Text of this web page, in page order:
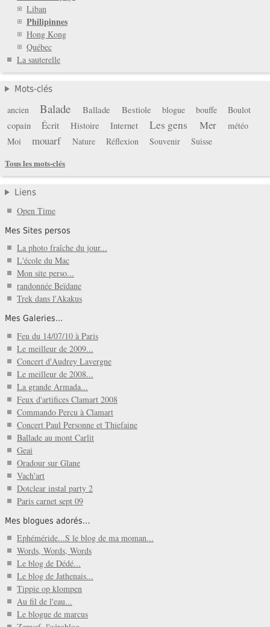
Liban
Philipinnes
Hong Kong
Québec
La sauterelle
Mots-clés
ancien Balade Ballade Bestiole blogue bouffe Boulot
copain Écrit Histoire Internet Les gens Mer
météo
Moi
mouarf Nature Réflexion Souvenir
Suisse
Tous les mots-clés
Liens
Open Time
Mes Sites persos
La photo fraîche du jour...
L'école du Mac
Mon site perso...
randonnée Beïdane
Trek dans l'Akakus
Mes Galeries...
Feu du 14/07/10 à Paris
Le meilleur de 2009...
Concert d'Audrey Lavergne
Le meilleur de 2008...
La grande Armada...
Feux d'artifices Clamart 2008
Commando Percu à Clamart
Concert Paul Personne et Thiefaine
Ballade au mont Carlit
Geai
Oradour sur Glane
Vach'art
Dotclear instal party 2
Paris carnet sept 09
Mes blogues adorés…
Ephéméride...S le blog de ma moman...
Words, Words, Words
Le blog de Dédé...
Le blog de Jathenais...
Tippie op klompen
Au fil de l'eau...
Le blogue de marcus